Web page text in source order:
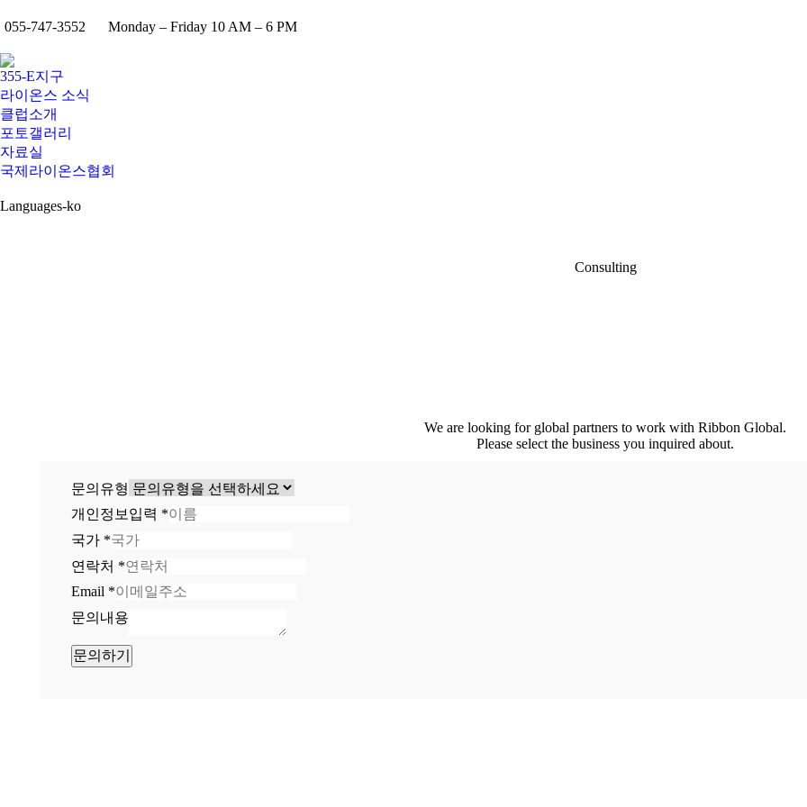
055-747-3552 Monday – Friday 10 AM – 6 PM
355-E지구
라이온스 소식
클럽소개
포토갤러리
자료실
국제라이온스협회
Languages-ko
Consulting
We are looking for global partners to work with Ribbon Global.
Please select the business you inquired about.
문의유형
개인정보입력 *
국가 *
연락처 *
Email *
문의내용
문의하기